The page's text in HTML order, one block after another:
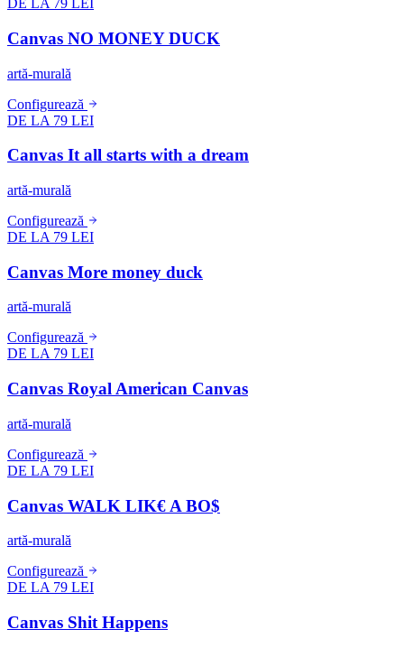
DE LA 79 LEI
Canvas NO MONEY DUCK
artă-murală
Configurează
DE LA 79 LEI
Canvas It all starts with a dream
artă-murală
Configurează
DE LA 79 LEI
Canvas More money duck
artă-murală
Configurează
DE LA 79 LEI
Canvas Royal American Canvas
artă-murală
Configurează
DE LA 79 LEI
Canvas WALK LIK€ A BO$
artă-murală
Configurează
DE LA 79 LEI
Canvas Shit Happens